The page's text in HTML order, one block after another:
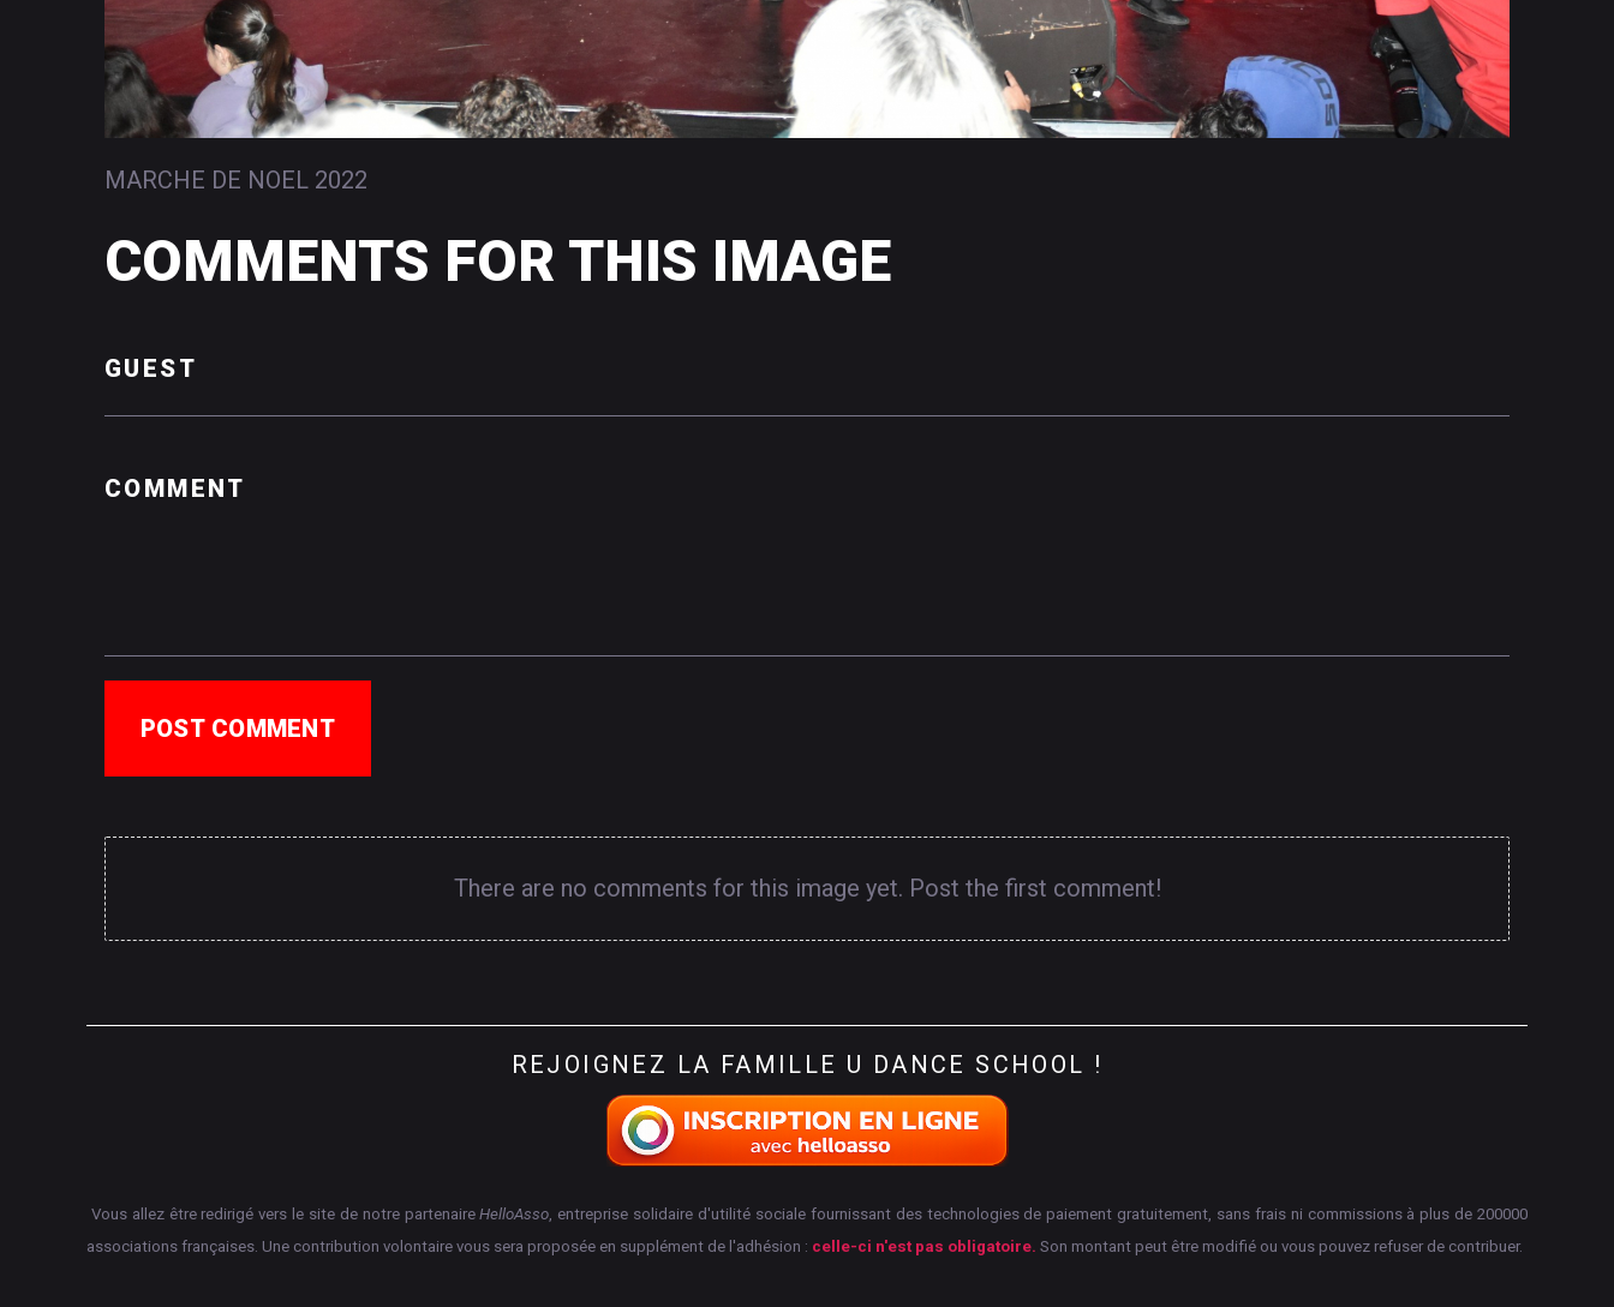
MARCHE DE NOEL 2022
COMMENTS FOR THIS IMAGE
POST COMMENT
There are no comments for this image yet. Post the first comment!
REJOIGNEZ LA FAMILLE U DANCE SCHOOL !
Vous allez être redirigé vers le site de notre partenaireHelloAsso, entreprise solidaire d'utilité sociale fournissant des technologies de paiement gratuitement, sans frais ni commissions à plus de 200000
associations françaises. Une contribution volontaire vous sera proposée en supplément de l'adhésion : celle-ci n'est pas obligatoire. Son montant peut être modifié ou vous pouvez refuser de contribuer.